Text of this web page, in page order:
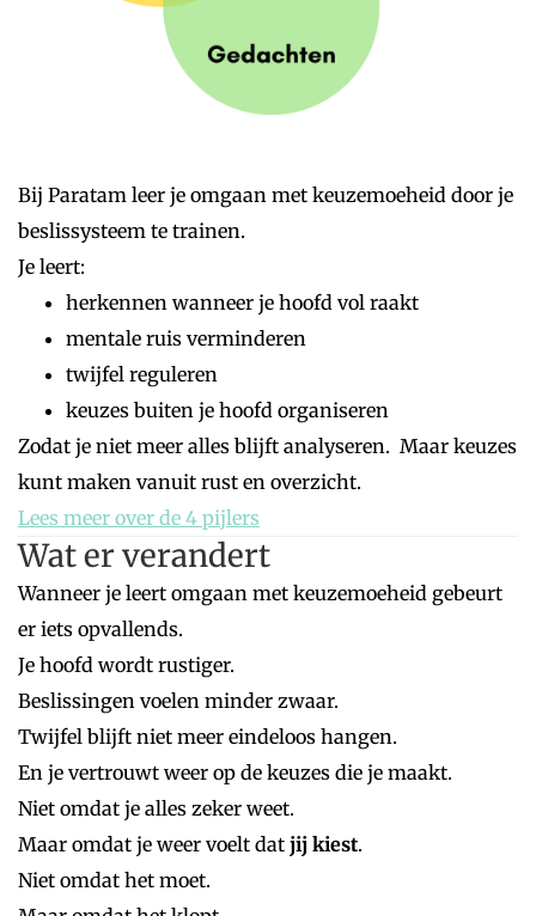
Bij Paratam leer je omgaan met keuzemoeheid door je
beslissysteem te trainen.
Je leert:
herkennen wanneer je hoofd vol raakt
mentale ruis verminderen
twijfel reguleren
keuzes buiten je hoofd organiseren
Zodat je niet meer alles blijft analyseren. Maar keuzes
kunt maken vanuit rust en overzicht.
Lees meer over de 4 pijlers
Wat er verandert
Wanneer je leert omgaan met keuzemoeheid gebeurt
er iets opvallends.
Je hoofd wordt rustiger.
Beslissingen voelen minder zwaar.
Twijfel blijft niet meer eindeloos hangen.
En je vertrouwt weer op de keuzes die je maakt.
Niet omdat je alles zeker weet.
Maar omdat je weer voelt dat jij kiest.
Niet omdat het moet.